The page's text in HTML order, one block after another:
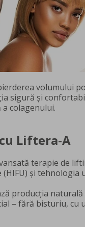
volumului
sigură și
colagenului.
Liftera-A
terapie de
și
producția
– fără bisturiu, cu